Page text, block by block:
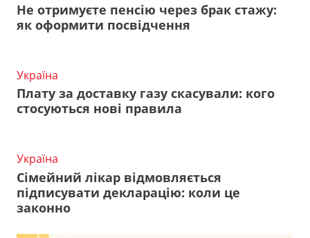
Не отримуєте пенсію через брак стажу:
як оформити посвідчення
Україна
Плату за доставку газу скасували: кого
стосуються нові правила
Україна
Сімейний лікар відмовляється
підписувати декларацію: коли це
законно